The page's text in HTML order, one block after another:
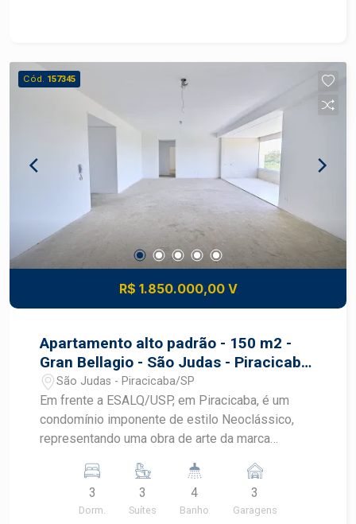
Cód. 157345
R$ 1.850.000,00 V
Apartamento alto padrão - 150 m2 -
Gran Bellagio - São Judas - Piracicaba
- SPSão Judas - Piracicaba/SP
Em frente a ESALQ/USP, em Piracicaba, é um
condomínio imponente de estilo Neoclássico,
representando uma obra de arte da marca
foi meticulosamente planejado para surpreender
e emocionar no bairro São Judas. Principais
características incluem uma piscina com
3
Dorm.
3
Suítes
4
Banho
3
Garagens